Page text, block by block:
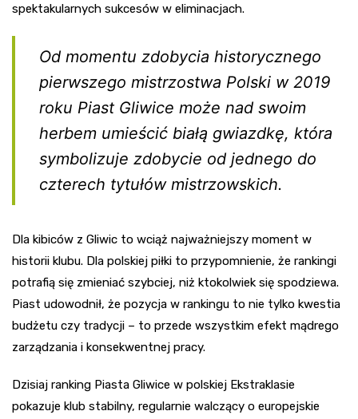
spektakularnych sukcesów w eliminacjach.
Od momentu zdobycia historycznego
pierwszego mistrzostwa Polski w 2019
roku Piast Gliwice może nad swoim
herbem umieścić białą gwiazdkę, która
symbolizuje zdobycie od jednego do
czterech tytułów mistrzowskich.
Dla kibiców z Gliwic to wciąż najważniejszy moment w
historii klubu. Dla polskiej piłki to przypomnienie, że rankingi
potrafią się zmieniać szybciej, niż ktokolwiek się spodziewa.
Piast udowodnił, że pozycja w rankingu to nie tylko kwestia
budżetu czy tradycji – to przede wszystkim efekt mądrego
zarządzania i konsekwentnej pracy.
Dzisiaj ranking Piasta Gliwice w polskiej Ekstraklasie
pokazuje klub stabilny, regularnie walczący o europejskie